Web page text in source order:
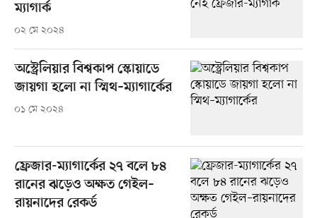
ম্যাগার্ক
০২ মে ২০২৪
অস্ট্রেলিয়ার বিশ্বকাপ স্কোয়াডে
জায়গা হলো না স্মিথ–ম্যাগার্কের
০১ মে ২০২৪
ফ্রেজার-ম্যাগার্কের ২৭ বলে ৮৪
রানের ঝড়েও অক্ষত গেইল–
রায়নাদের রেকর্ড